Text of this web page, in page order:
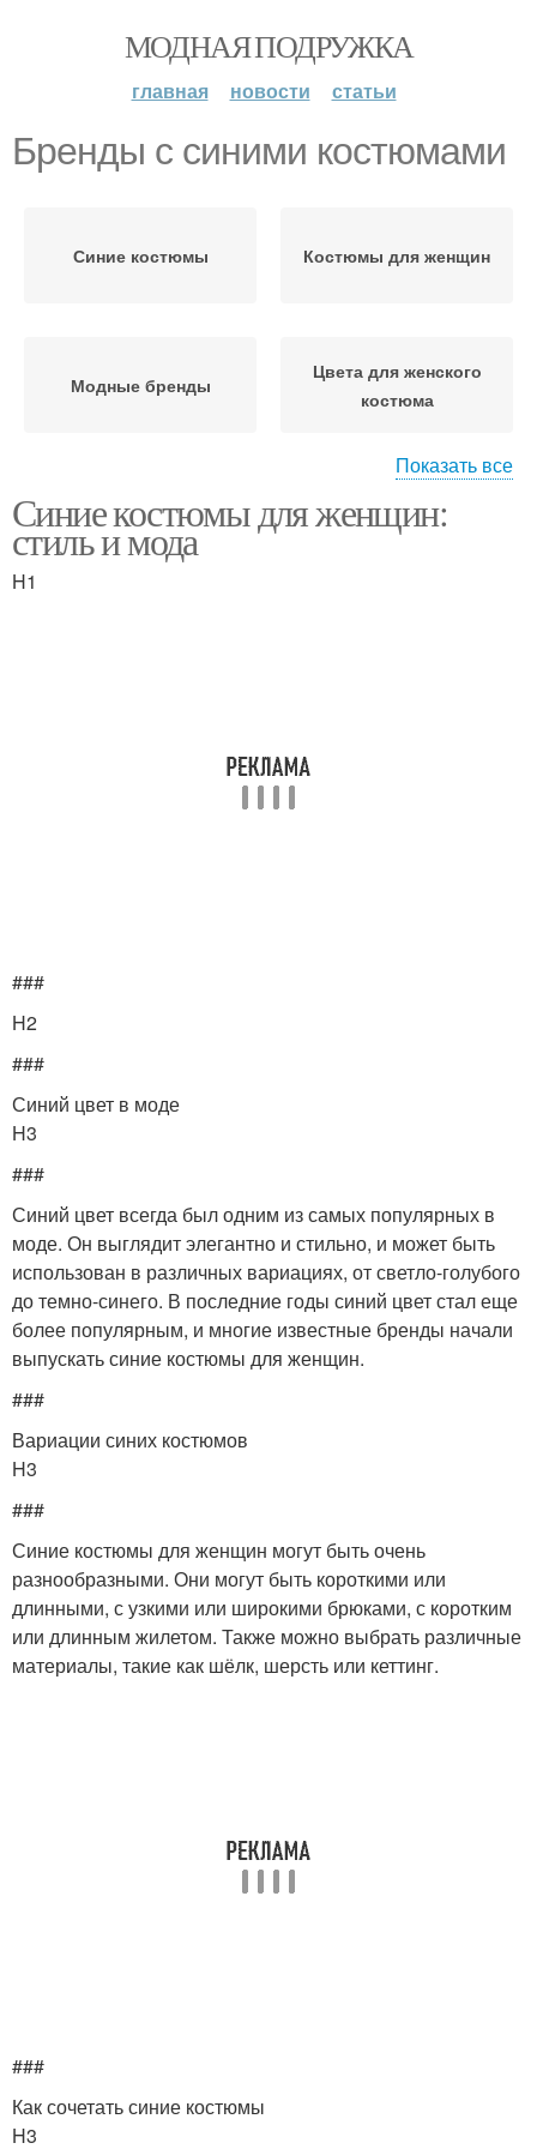
МОДНАЯ ПОДРУЖКА
главная новости статьи
Бренды с синими костюмами
Синие костюмы Костюмы для женщин
Модные бренды
Цвета для женского
костюма
Женский костюм
Показать все
Синие костюмы для женщин:
стиль и мода
H1
###
H2
###
Синий цвет в моде
H3
###
Синий цвет всегда был одним из самых популярных в
моде. Он выглядит элегантно и стильно, и может быть
использован в различных вариациях, от светло-голубого
до темно-синего. В последние годы синий цвет стал еще
более популярным, и многие известные бренды начали
выпускать синие костюмы для женщин.
###
Вариации синих костюмов
H3
###
Синие костюмы для женщин могут быть очень
разнообразными. Они могут быть короткими или
длинными, с узкими или широкими брюками, с коротким
или длинным жилетом. Также можно выбрать различные
материалы, такие как шёлк, шерсть или кеттинг.
###
Как сочетать синие костюмы
H3